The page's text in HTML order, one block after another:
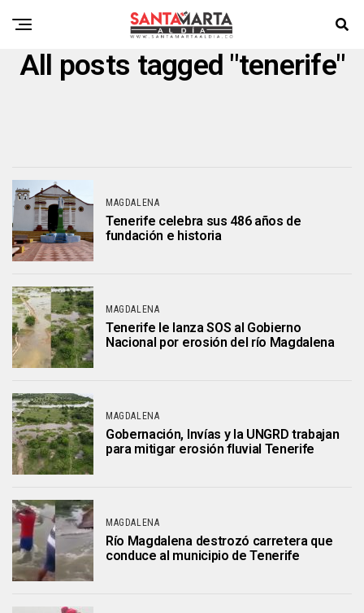
All posts tagged "tenerife"
MAGDALENA
Tenerife celebra sus 486 años de
fundación e historia
MAGDALENA
Tenerife le lanza SOS al Gobierno
Nacional por erosión del río Magdalena
MAGDALENA
Gobernación, Invías y la UNGRD trabajan
para mitigar erosión fluvial Tenerife
MAGDALENA
Río Magdalena destrozó carretera que
conduce al municipio de Tenerife